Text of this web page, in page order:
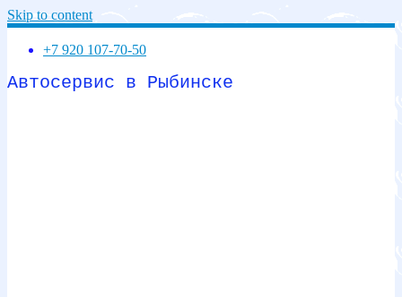
Skip to content
+7 920 107-70-50
Автосервис в Рыбинске